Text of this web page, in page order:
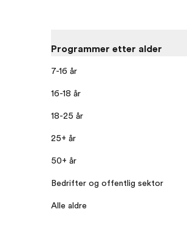
Programmer etter alder
7-16 år
16-18 år
18-25 år
25+ år
50+ år
Bedrifter og offentlig sektor
Alle aldre